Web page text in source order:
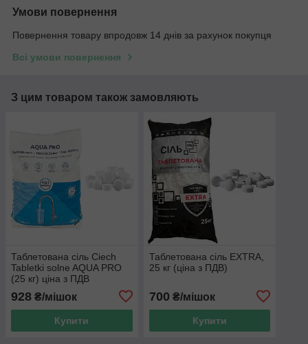
Умови повернення
Повернення товару впродовж 14 днів за рахунок покупця
Всі умови повернення
З цим товаром також замовляють
Таблетована сіль Сiech
Tabletki solne AQUA PRO
(25 кг) ціна з ПДВ
928 ₴/мішок
Купити
Таблетована сіль EXTRA,
25 кг (ціна з ПДВ)
700 ₴/мішок
Купити